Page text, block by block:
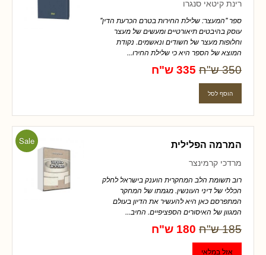
רינת קיטאי סנגרו
ספר "המעצר: שלילת החירות בטרם הכרעת הדין"
עוסק בהיבטים תיאורטיים ומעשים של מעצר
וחלופות מעצר של חשודים ונאשמים. נקודת
המוצא של הספר היא כי שלילת החירו...
350 ש"ח 335 ש"ח
Sale המרמה הפלילית
מרדכי קרמינצר
רוב תשומת הלב המחקרית הוענק בישראל לחלק
הכללי של דיני העונשין. מגמתו של המחקר
המתפרסם כאן היא להעשיר את הדיון בעולם
המגוון של האיסורים הספציפיים. החיב...
185 ש"ח 180 ש"ח